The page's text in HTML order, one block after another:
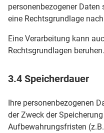
personenbezogener
eine Rechtsgrundlage
Eine Verarbeitung kann
Rechtsgrundlagen beruhen.
3.4 Speicherdauer
Ihre personenbezogenen
der Zweck der
Aufbewahrungsfristen